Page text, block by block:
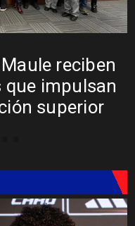
lidera la
el
alternativa